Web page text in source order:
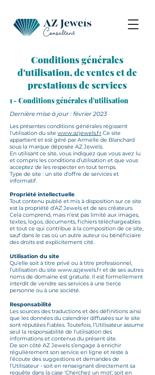
Conditions générales
d'utilisation, de ventes et de
prestations de services
1 - Conditions générales d'utilisation
Dernière mise à jour : février 2023
Les présentes conditions générales régissent
l’utilisation du site www.azjewels.fr Ce site
appartient et est géré par Armelle de Blanchard
sous la marque déposée AZ Jewels.
En utilisant ce site, vous indiquez que vous avez lu
et compris les conditions d’utilisation et que vous
acceptez de les respecter en tout temps.
Type de site : un site d’offre de services et
informatif.
Propriété intellectuelle
Tout contenu publié et mis à disposition sur ce site
est la propriété d’AZ Jewels et de ses créateurs.
Cela comprend, mais n’est pas limité aux images,
textes, logos, documents, fichiers téléchargeables
et tout ce qui contribue à la composition de ce site,
sauf dans le cas où un autre auteur ou bénéficiaire
des droits est explicitement cité.
Utilisation du site
Qu’elle soit à titre privé ou à titre professionnel,
l’utilisation du site www.azjewels.fr et de ses autres
noms de domaine est gratuite. Il est formellement
interdit de vendre ses services à une tierce
personne ou à une société.
Responsabilité
Les sources des traductions et des définitions ainsi
que les données du calendrier diffusées sur le site
sont réputées fiables. Toutefois, l’Utilisateur assume
seul la responsabilité de l’utilisation des
informations et contenus du présent site.
De son côté AZ Jewels s’engage à enrichir
régulièrement son service en ligne et reste à
l’écoute des suggestions et demandes de
l’Utilisateur - soit en renseignant directement sa
requête dans la case 'Cherchez un mot', soit en